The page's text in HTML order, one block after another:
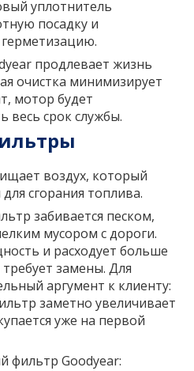
уплотнитель
посадку и
продлевает жизнь
очистка минимизирует
мотор будет
весь срок службы.
воздух, который
сгорания топлива.
забивается песком,
мусором с дороги.
и расходует больше
замены. Для
аргумент к клиенту:
заметно увеличивает
уже на первой
фильтр Goodyear: